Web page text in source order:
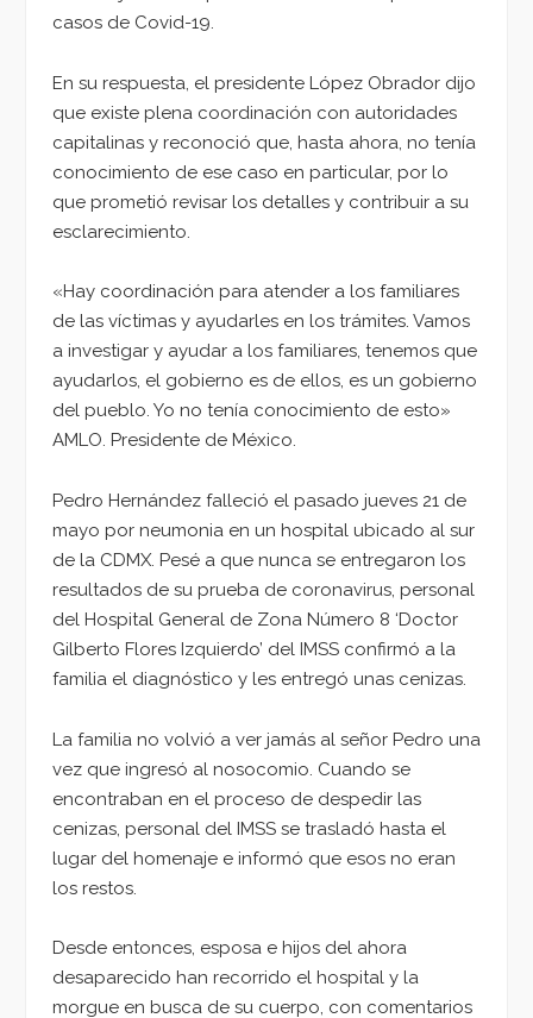
casos de Covid-19.
En su respuesta, el presidente López Obrador dijo
que existe plena coordinación con autoridades
capitalinas y reconoció que, hasta ahora, no tenía
conocimiento de ese caso en particular, por lo
que prometió revisar los detalles y contribuir a su
esclarecimiento.
«Hay coordinación para atender a los familiares
de las víctimas y ayudarles en los trámites. Vamos
a investigar y ayudar a los familiares, tenemos que
ayudarlos, el gobierno es de ellos, es un gobierno
del pueblo. Yo no tenía conocimiento de esto»
AMLO. Presidente de México.
Pedro Hernández falleció el pasado jueves 21 de
mayo por neumonia en un hospital ubicado al sur
de la CDMX. Pesé a que nunca se entregaron los
resultados de su prueba de coronavirus, personal
del Hospital General de Zona Número 8 ‘Doctor
Gilberto Flores Izquierdo’ del IMSS confirmó a la
familia el diagnóstico y les entregó unas cenizas.
La familia no volvió a ver jamás al señor Pedro una
vez que ingresó al nosocomio. Cuando se
encontraban en el proceso de despedir las
cenizas, personal del IMSS se trasladó hasta el
lugar del homenaje e informó que esos no eran
los restos.
Desde entonces, esposa e hijos del ahora
desaparecido han recorrido el hospital y la
morgue en busca de su cuerpo, con comentarios